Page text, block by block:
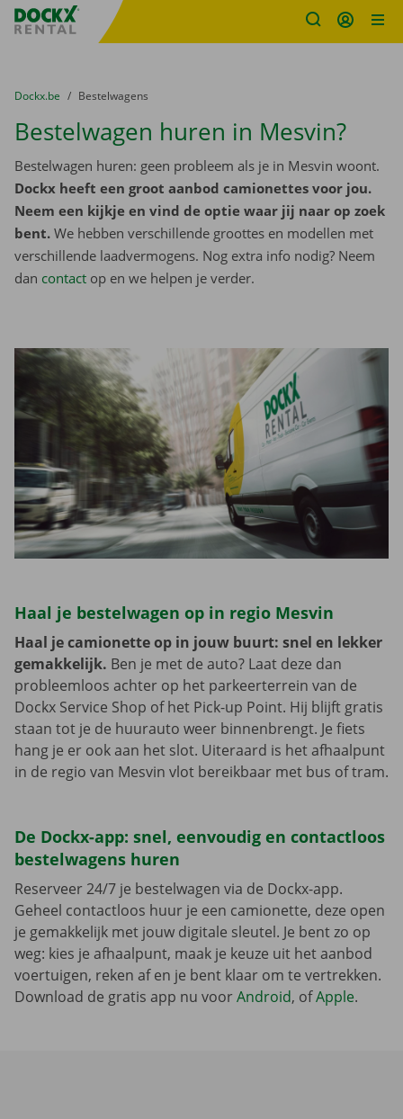
Fratello DEMO
U bevindt zich hier:
van
Dockx.be naar
Bestelwagens
Bestelwagen huren in Mesvin?
Bestelwagen huren: geen probleem als je in Mesvin woont.
Dockx heeft een groot aanbod camionettes voor jou.
Neem een kijkje en vind de optie waar jij naar op zoek
bent. We hebben verschillende groottes en modellen met
verschillende laadvermogens. Nog extra info nodig? Neem
dan contact op en we helpen je verder.
Haal je bestelwagen op in regio Mesvin
Haal je camionette op in jouw buurt: snel en lekker
gemakkelijk. Ben je met de auto? Laat deze dan
probleemloos achter op het parkeerterrein van de
Dockx Service Shop of het Pick-up Point. Hij blijft gratis
staan tot je de huurauto weer binnenbrengt. Je fiets
hang je er ook aan het slot. Uiteraard is het afhaalpunt
in de regio van Mesvin vlot bereikbaar met bus of tram.
De Dockx-app: snel, eenvoudig en contactloos
bestelwagens huren
Reserveer 24/7 je bestelwagen via de Dockx-app.
Geheel contactloos huur je een camionette, deze open
je gemakkelijk met jouw digitale sleutel. Je bent zo op
weg: kies je afhaalpunt, maak je keuze uit het aanbod
voertuigen, reken af en je bent klaar om te vertrekken.
Download de gratis app nu voorAndroid, ofApple.